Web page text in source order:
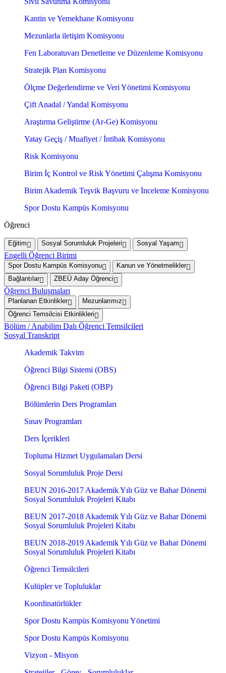
Kantin ve Yemekhane Komisyonu
Mezunlarla iletişim Komisyonu
Fen Laboratuvarı Denetleme ve Düzenleme Komisyonu
Stratejik Plan Komisyonu
Ölçme Değerlendirme ve Veri Yönetimi Komisyonu
Çift Anadal / Yandal Komisyonu
Araştırma Geliştirme (Ar-Ge) Komisyonu
Yatay Geçiş / Muafiyet / İntibak Komisyonu
Risk Komisyonu
Birim İç Kontrol ve Risk Yönetimi Çalışma Komisyonu
Birim Akademik Teşvik Başvuru ve İnceleme Komisyonu
Spor Dostu Kampüs Komisyonu
Öğrenci
Eğitim Sosyal Sorumluluk Projeleri Sosyal Yaşam
Engelli Öğrenci Birimi
Spor Dostu Kampüs Komisyonu
Kanun ve Yönetmelikler
Bağlantılar
ZBEÜ Aday Öğrenci
Öğrenci Buluşmaları
Planlanan Etkinlikler
Mezunlarımız
Öğrenci Temsilcisi Etkinlikleri
Bölüm / Anabilim Dalı Öğrenci Temsilcileri
Sosyal Transkript
Akademik Takvim
Öğrenci Bilgi Sistemi (OBS)
Öğrenci Bilgi Paketi (OBP)
Bölümlerin Ders Programları
Sınav Programları
Ders İçerikleri
Topluma Hizmet Uygulamaları Dersi
Sosyal Sorumluluk Proje Dersi
BEUN 2016-2017 Akademik Yılı Güz ve Bahar Dönemi
Sosyal Sorumluluk Projeleri Kitabı
BEUN 2017-2018 Akademik Yılı Güz ve Bahar Dönemi
Sosyal Sorumluluk Projeleri Kitabı
BEUN 2018-2019 Akademik Yılı Güz ve Bahar Dönemi
Sosyal Sorumluluk Projeleri Kitabı
Öğrenci Temsilcileri
Kulüpler ve Topluluklar
Koordinatörlükler
Spor Dostu Kampüs Komisyonu Yönetimi
Spor Dostu Kampüs Komisyonu
Vizyon - Misyon